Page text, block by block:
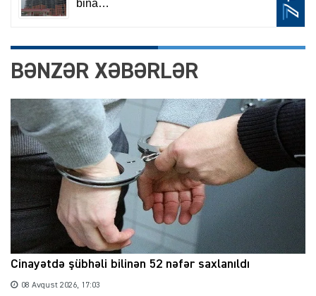
BƏNZƏR XƏBƏRLƏR
Cinayətdə şübhəli bilinən 52 nəfər saxlanıldı
08 Avqust 2026, 17:03